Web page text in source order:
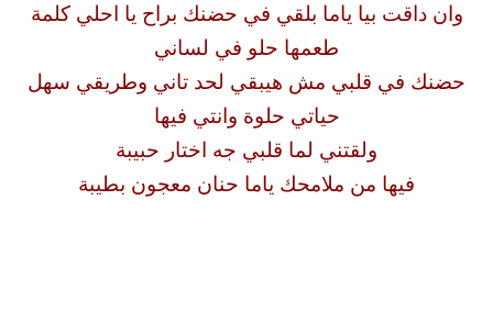
وان داقت بيا ياما بلقي في حضنك براح يا احلي كلمة
طعمها حلو في لساني
حضنك في قلبي مش هيبقي لحد تاني وطريقي سهل
حياتي حلوة وانتي فيها
ولقتني لما قلبي جه اختار حبيبة
فيها من ملامحك ياما حنان معجون بطيبة